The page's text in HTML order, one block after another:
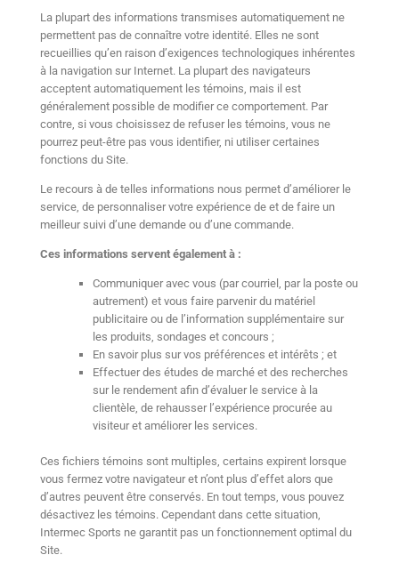
La plupart des informations transmises automatiquement ne
permettent pas de connaître votre identité. Elles ne sont
recueillies qu’en raison d’exigences technologiques inhérentes
à la navigation sur Internet. La plupart des navigateurs
acceptent automatiquement les témoins, mais il est
généralement possible de modifier ce comportement. Par
contre, si vous choisissez de refuser les témoins, vous ne
pourrez peut-être pas vous identifier, ni utiliser certaines
fonctions du Site.
Le recours à de telles informations nous permet d’améliorer le
service, de personnaliser votre expérience de et de faire un
meilleur suivi d’une demande ou d’une commande.
Ces informations servent également à :
Communiquer avec vous (par courriel, par la poste ou
autrement) et vous faire parvenir du matériel
publicitaire ou de l’information supplémentaire sur
les produits, sondages et concours ;
En savoir plus sur vos préférences et intérêts ; et
Effectuer des études de marché et des recherches
sur le rendement afin d’évaluer le service à la
clientèle, de rehausser l’expérience procurée au
visiteur et améliorer les services.
Ces fichiers témoins sont multiples, certains expirent lorsque
vous fermez votre navigateur et n’ont plus d’effet alors que
d’autres peuvent être conservés. En tout temps, vous pouvez
désactivez les témoins. Cependant dans cette situation,
Intermec Sports ne garantit pas un fonctionnement optimal du
Site.